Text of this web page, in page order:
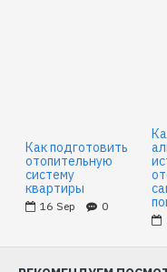
Как подготовить
отопительную
систему
квартиры
16 Sep 0